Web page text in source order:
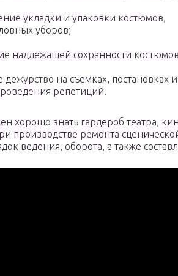
укладки и упаковки костюмов,
уборов;
надлежащей сохранности
дежурство на съемках, постановках и
репетиций.
хорошо знать гардероб театра,
производстве ремонта
ведения, оборота, а также